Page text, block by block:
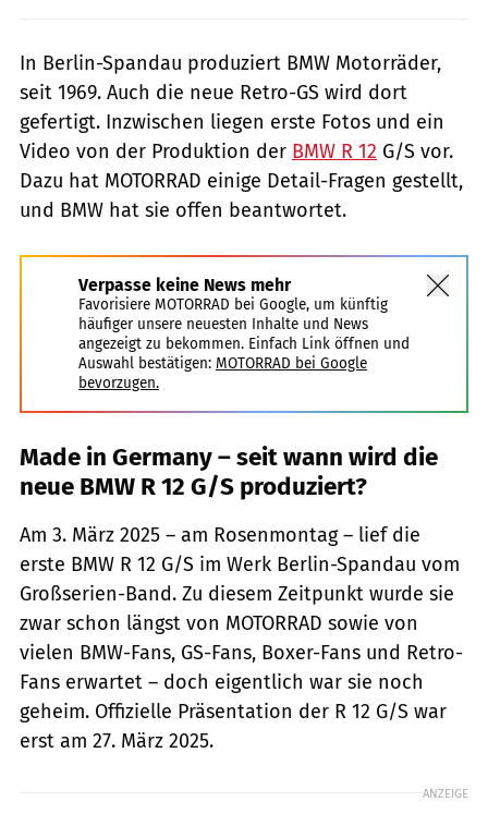
In Berlin-Spandau produziert BMW Motorräder,
seit 1969. Auch die neue Retro-GS wird dort
gefertigt. Inzwischen liegen erste Fotos und ein
Video von der Produktion der BMW R 12 G/S vor.
Dazu hat MOTORRAD einige Detail-Fragen gestellt,
und BMW hat sie offen beantwortet.
Verpasse keine News mehr
Favorisiere MOTORRAD bei Google, um künftig
häufiger unsere neuesten Inhalte und News
angezeigt zu bekommen. Einfach Link öffnen und
Auswahl bestätigen: MOTORRAD bei Google
bevorzugen.
Made in Germany – seit wann wird die
neue BMW R 12 G/S produziert?
Am 3. März 2025 – am Rosenmontag – lief die
erste BMW R 12 G/S im Werk Berlin-Spandau vom
Großserien-Band. Zu diesem Zeitpunkt wurde sie
zwar schon längst von MOTORRAD sowie von
vielen BMW-Fans, GS-Fans, Boxer-Fans und Retro-
Fans erwartet – doch eigentlich war sie noch
geheim. Offizielle Präsentation der R 12 G/S war
erst am 27. März 2025.
ANZEIGE